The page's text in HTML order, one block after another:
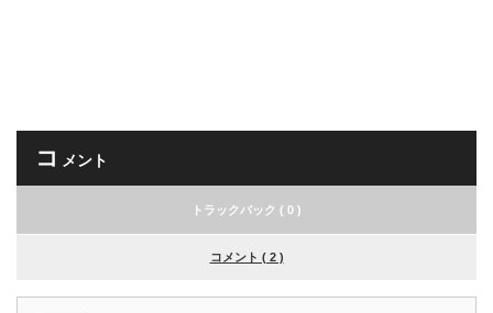
コ メント
トラックバック ( 0 )
コメント ( 2 )